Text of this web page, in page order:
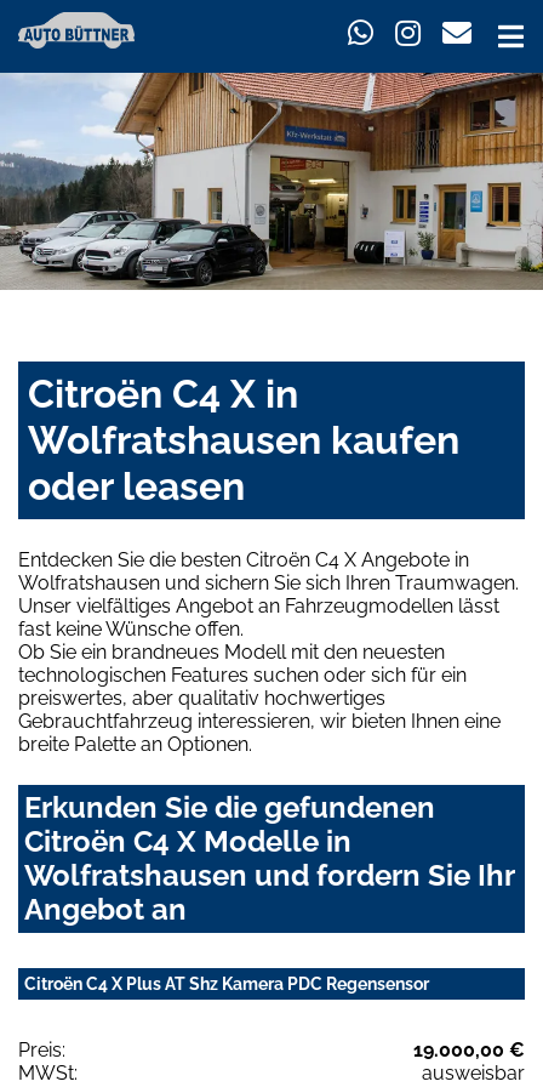
Citroën C4 X in
Wolfratshausen kaufen
oder leasen
Entdecken Sie die besten Citroën C4 X Angebote in
Wolfratshausen und sichern Sie sich Ihren Traumwagen.
Unser vielfältiges Angebot an Fahrzeugmodellen lässt
fast keine Wünsche offen.
Ob Sie ein brandneues Modell mit den neuesten
technologischen Features suchen oder sich für ein
preiswertes, aber qualitativ hochwertiges
Gebrauchtfahrzeug interessieren, wir bieten Ihnen eine
breite Palette an Optionen.
Erkunden Sie die gefundenen
Citroën C4 X Modelle in
Wolfratshausen und fordern Sie Ihr
Angebot an
Citroën C4 X Plus AT Shz Kamera PDC Regensensor
Preis:
19.000,00 €
MWSt:
ausweisbar